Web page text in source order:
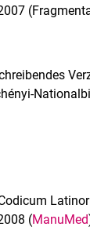
(ManuMed